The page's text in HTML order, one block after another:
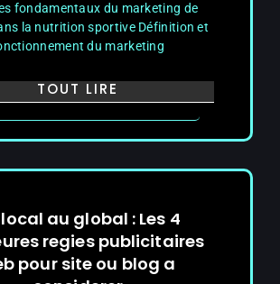
fondamentaux du marketing de
la nutrition sportive Définition et
du marketing
TOUT LIRE
au global : Les 4
regies publicitaires
pour site ou blog a